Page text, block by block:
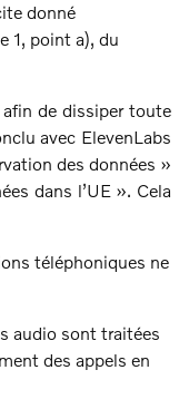
donné
1, point a), du
de dissiper toute
avec ElevenLabs
des données »
dans l’UE ». Cela
téléphoniques ne
audio sont traitées
des appels en